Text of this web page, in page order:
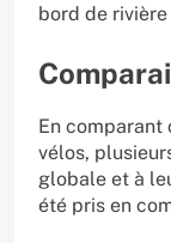
bord de rivière
En comparant
vélos,
globale et à
été pris en